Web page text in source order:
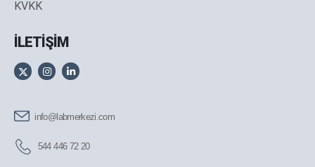
KVKK
İLETİŞİM
info@labmerkezi.com
544 446 72 20